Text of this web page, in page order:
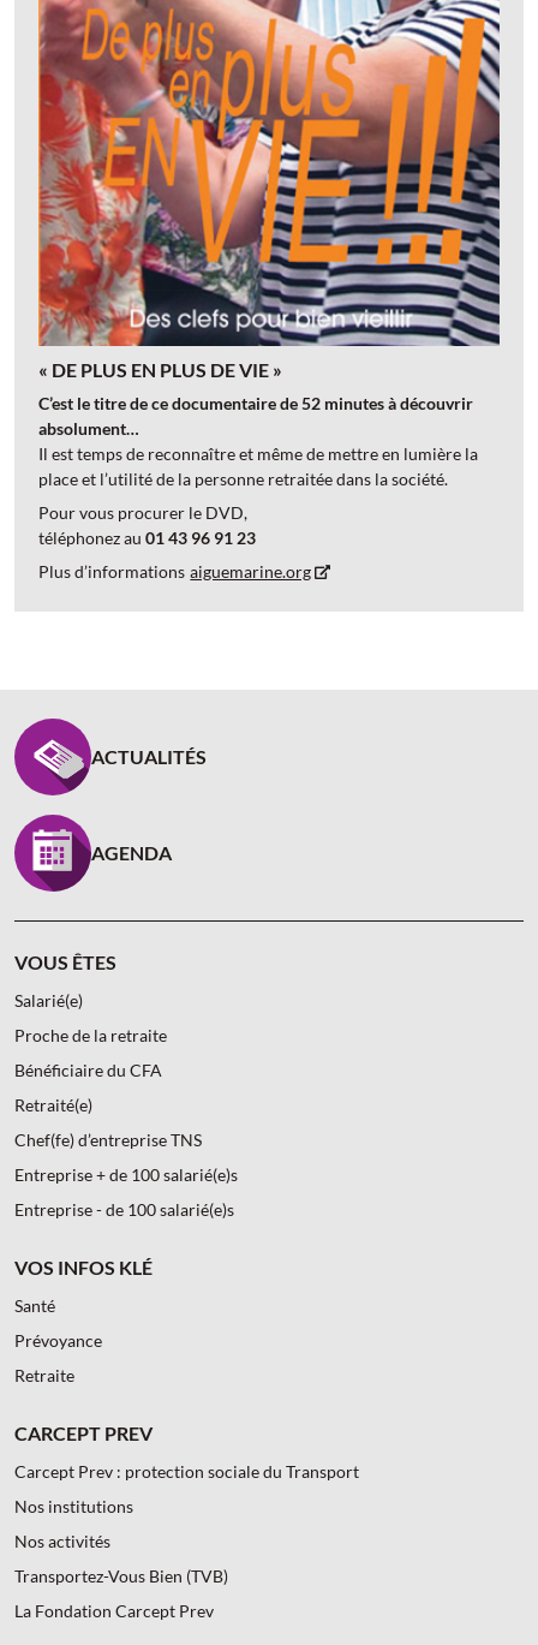
« DE PLUS EN PLUS DE VIE »
C’est le titre de ce documentaire de 52 minutes à découvrir
absolument…
Il est temps de reconnaître et même de mettre en lumière la
place et l’utilité de la personne retraitée dans la société.
Pour vous procurer le DVD,
téléphonez au 01 43 96 91 23
Plus d’informations aiguemarine.org
PIED DE PAGE CARCEPT PREV - ASSUREUR
ACTUALITÉS
AGENDA
VOUS ÊTES
Salarié(e)
Proche de la retraite
Bénéficiaire du CFA
Retraité(e)
Chef(fe) d’entreprise TNS
Entreprise + de 100 salarié(e)s
Entreprise - de 100 salarié(e)s
VOS INFOS KLÉ
Santé
Prévoyance
Retraite
CARCEPT PREV
Carcept Prev : protection sociale du Transport
Nos institutions
Nos activités
Transportez-Vous Bien (TVB)
La Fondation Carcept Prev